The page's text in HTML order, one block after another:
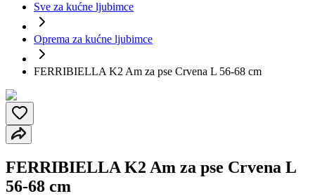
Sve za kućne ljubimce
Oprema za kućne ljubimce
FERRIBIELLA K2 Am za pse Crvena L 56-68 cm
FERRIBIELLA K2 Am za pse Crvena L
56-68 cm